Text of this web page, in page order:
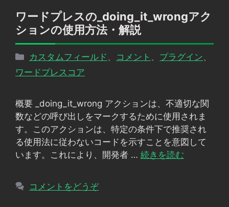
ワードプレスの_doing_it_wrongアク
ションの使用方法・解説
カ
テ
ー
カスタムフィールド コメント プラグイン
ワードプレスコア
概要 _doing_it_wrong アクションは、不適切な関
数などの呼び出しをマークするために使用されま
す。このアクションは、特定の条件下で推奨され
る使用法に従わないコードを示すことを意図して
います。これにより、開発者 … 続きを読む
コメントをどうぞ